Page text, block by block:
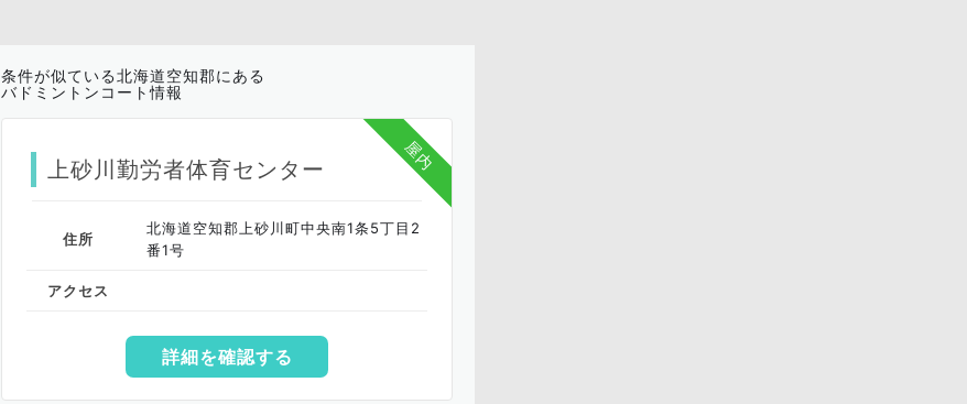
条件が似ている北海道空知郡にある
バドミントンコート情報
屋内
上砂川勤労者体育センター
住所
北海道空知郡上砂川町中央南1条5丁目2
番1号
アクセス
詳細を確認する